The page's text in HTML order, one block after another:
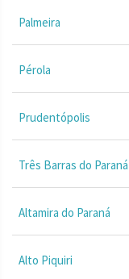
Palmeira
Pérola
Prudentópolis
Três Barras do Paraná
Altamira do Paraná
Alto Piquiri